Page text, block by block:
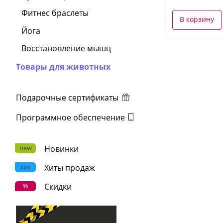
Фитнес браслеты
Йога
Восстановление мышц
Товары для животных
Подарочные сертификаты
Программное обеспечение
new Новинки
хит Хиты продаж
% Скидки
В корзину